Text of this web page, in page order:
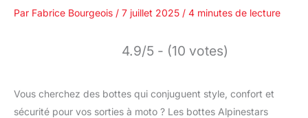
Par Fabrice Bourgeois / 7 juillet 2025 / 4 minutes de lecture
4.9/5 - (10 votes)
Vous cherchez des bottes qui conjuguent style, confort et
sécurité pour vos sorties à moto ? Les bottes Alpinestars